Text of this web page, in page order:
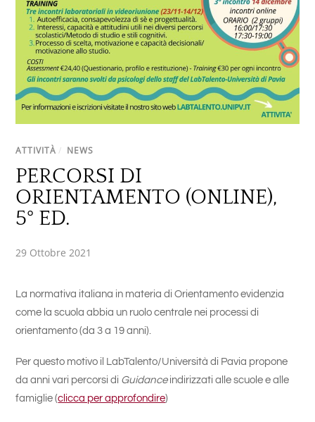
ATTIVITÀ / NEWS
PERCORSI DI
ORIENTAMENTO (ONLINE),
5° ED.
29 Ottobre 2021
La normativa italiana in materia di Orientamento evidenzia
come la scuola abbia un ruolo centrale nei processi di
orientamento (da 3 a 19 anni).
Per questo motivo il LabTalento/Università di Pavia propone
da anni vari percorsi di Guidanceindirizzati alle scuole e alle
famiglie (clicca per approfondire)